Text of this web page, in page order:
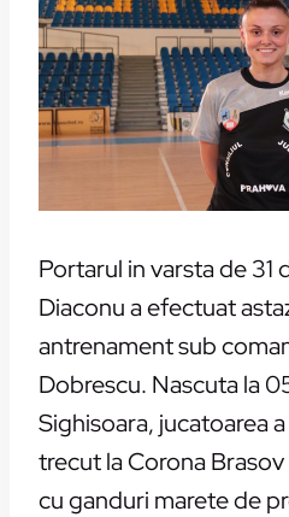
Portarul in varsta de 31
Diaconu a efectuat
antrenament sub
Dobrescu. Nascuta la
Sighisoara, jucatoarea
trecut la Corona
cu ganduri marete de